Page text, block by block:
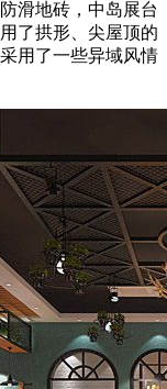
滑地砖，中岛展台
了拱形、尖屋顶的
用了一些异域风情